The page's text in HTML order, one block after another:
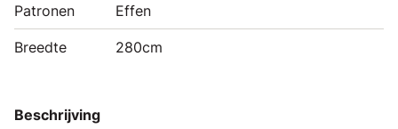
Patronen Effen
Breedte 280cm
Beschrijving